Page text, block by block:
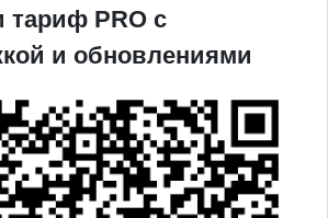
тариф PRO c
и обновлениями